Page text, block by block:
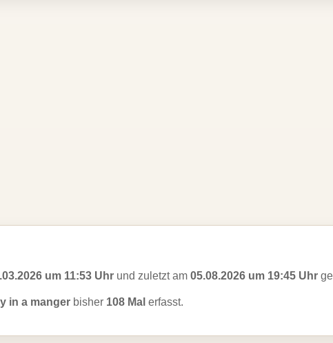
um 11:53 Uhr und zuletzt am 05.08.2026 um 19:45 Uhr
in a manger bisher 108 Mal erfasst.